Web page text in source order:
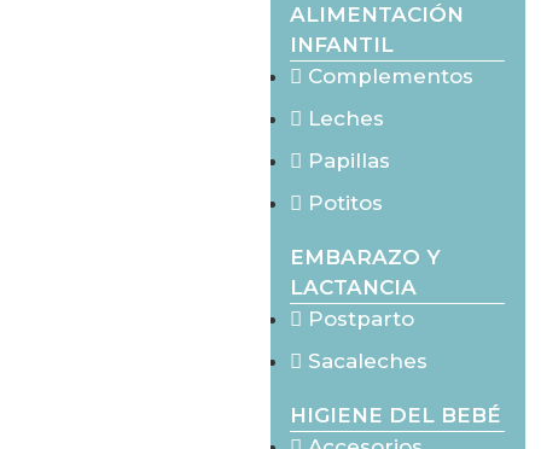
ALIMENTACIÓN
INFANTIL
Complementos
Leches
Papillas
Potitos
EMBARAZO Y
LACTANCIA
Postparto
Sacaleches
HIGIENE DEL BEBÉ